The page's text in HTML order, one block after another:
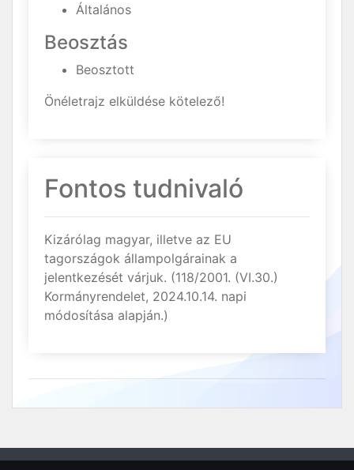
Általános
Beosztás
Beosztott
Önéletrajz elküldése kötelező!
Fontos tudnivaló
Kizárólag magyar, illetve az EU
tagországok állampolgárainak a
jelentkezését várjuk. (118/2001. (VI.30.)
Kormányrendelet, 2024.10.14. napi
módosítása alapján.)